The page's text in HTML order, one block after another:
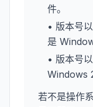
件。
• 版本号
是
• 版本号
Windows
若不是操作